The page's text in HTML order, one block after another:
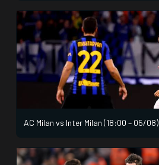
AC Milan vs Inter Milan (18:00 – 05/08)